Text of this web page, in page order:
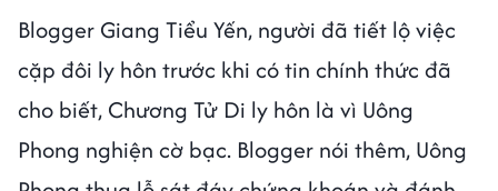
Blogger Giang Tiểu Yến, người đã tiết lộ việc
cặp đôi ly hôn trước khi có tin chính thức đã
cho biết, Chương Tử Di ly hôn là vì Uông
Phong nghiện cờ bạc. Blogger nói thêm, Uông